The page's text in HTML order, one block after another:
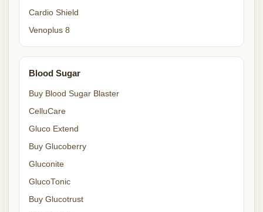
Cardio Shield
Venoplus 8
Blood Sugar
Buy Blood Sugar Blaster
CelluCare
Gluco Extend
Buy Glucoberry
Gluconite
GlucoTonic
Buy Glucotrust